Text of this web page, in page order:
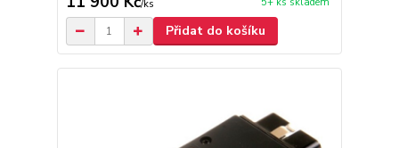
/ks
Přidat do košíku